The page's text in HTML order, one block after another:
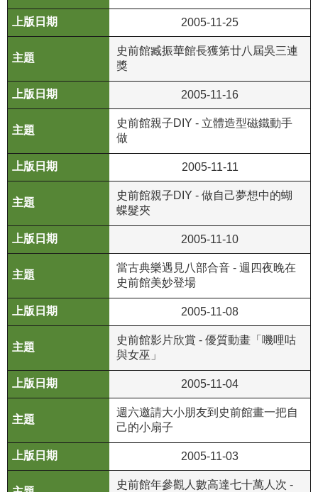
政
策
資
訊
安
宣
為
民
務
白
書
政
府
公
資
訊
2005-11-25
史前館臧振華館長獲第廿八屆吳三連
獎
2005-11-16
史前館親子DIY - 立體造型磁鐵動手
做
2005-11-11
史前館親子DIY - 做自己夢想中的蝴
蝶髮夾
2005-11-10
當古典樂遇見八部合音 - 週四夜晚在
史前館美妙登場
2005-11-08
史前館影片欣賞 - 優質動畫「嘰哩咕
與女巫」
2005-11-04
週六邀請大小朋友到史前館畫一把自
己的小扇子
2005-11-03
史前館年參觀人數高達七十萬人次 -